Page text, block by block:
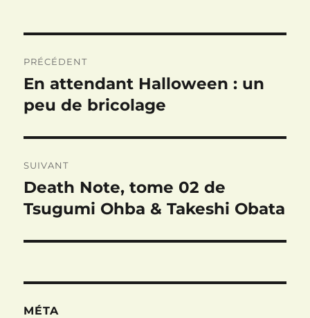
de
l’article
PRÉCÉDENT
Publication
précédente :
En attendant Halloween : un
peu de bricolage
SUIVANT
Publication
suivante :
Death Note, tome 02 de
Tsugumi Ohba & Takeshi Obata
MÉTA